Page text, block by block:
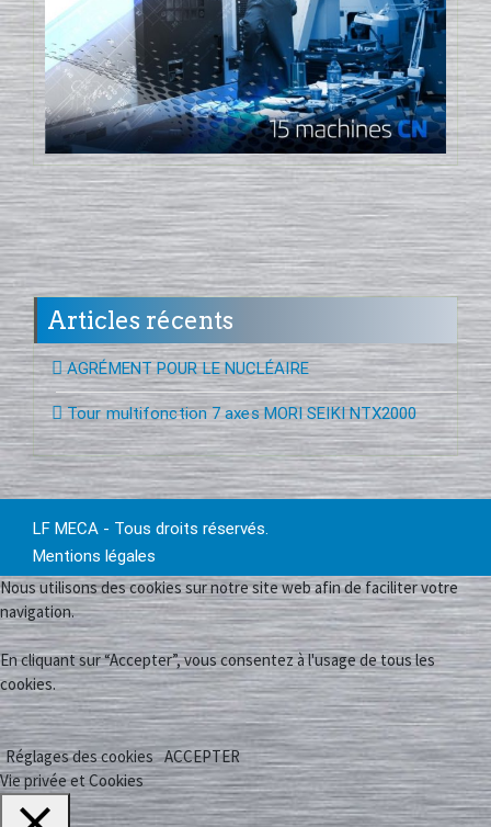
Articles récents
AGRÉMENT POUR LE NUCLÉAIRE
Tour multifonction 7 axes MORI SEIKI NTX2000
LF MECA - Tous droits réservés.
Mentions légales
Nous utilisons des cookies sur notre site web afin de faciliter votre
navigation.
En cliquant sur “Accepter”, vous consentez à l'usage de tous les
cookies.
Réglages des cookies ACCEPTER
Vie privée et Cookies